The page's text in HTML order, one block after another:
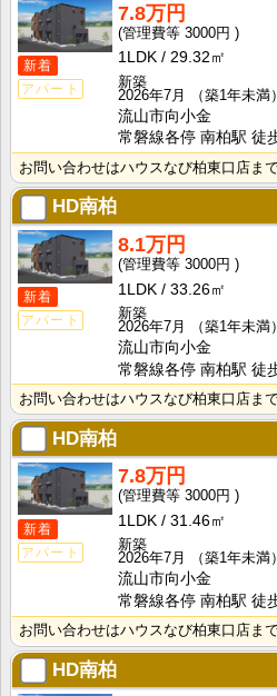
新着
アパート
7.8万円
3000円
1LDK
29.32㎡
新築
2026年7月
（築1年未満）
流山市向小金
常磐線各停 南柏駅 徒
お問い合わせはハウスなび柏東口店ま
HD南柏
新着
アパート
8.1万円
3000円
1LDK
33.26㎡
新築
2026年7月
（築1年未満）
流山市向小金
常磐線各停 南柏駅 徒
お問い合わせはハウスなび柏東口店ま
HD南柏
新着
アパート
7.8万円
3000円
1LDK
31.46㎡
新築
2026年7月
（築1年未満）
流山市向小金
常磐線各停 南柏駅 徒
お問い合わせはハウスなび柏東口店ま
HD南柏